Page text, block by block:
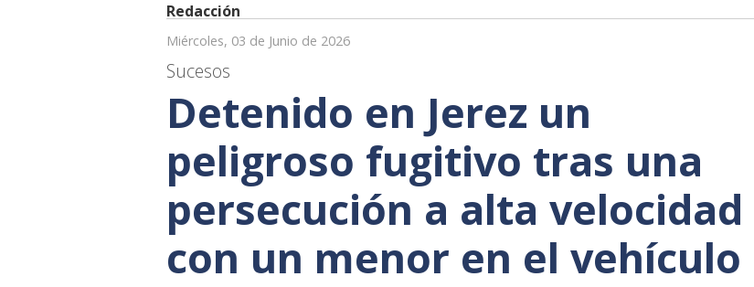
Redacción
Miércoles, 03 de Junio de 2026
Sucesos
Detenido en Jerez un
peligroso fugitivo tras una
persecución a alta velocidad
con un menor en el vehículo